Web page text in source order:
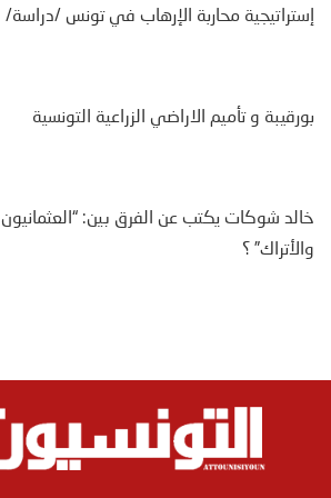
إستراتيجية محاربة الإرهاب في تونس /دراسة/
بورقيبة و تأميم الاراضي الزراعية التونسية
خالد شوكات يكتب عن الفرق بين: “العثمانيون
والأتراك” ؟